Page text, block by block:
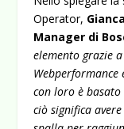
Operator,
Manager di
elemento grazie
con loro è
ciò significa